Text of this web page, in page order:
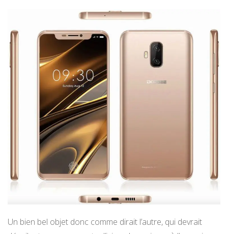
Un bien bel objet donc comme dirait l’autre, qui devrait